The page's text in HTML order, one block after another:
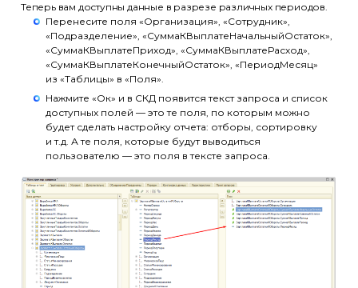
Теперь вам доступны данные в разрезе различных периодов.
Перенесите поля «Организация», «Сотрудник»,
«Подразделение», «СуммаКВыплатеНачальныйОстаток»,
«СуммаКВыплатеПриход», «СуммаКВыплатеРасход»,
«СуммаКВыплатеКонечныйОстаток», «ПериодМесяц»
из «Таблицы» в «Поля».
Нажмите «Ок» и в СКД появится текст запроса и список
доступных полей — это те поля, по которым можно
будет сделать настройку отчета: отборы, сортировку
и т.д. А те поля, которые будут выводиться
пользователю — это поля в тексте запроса.